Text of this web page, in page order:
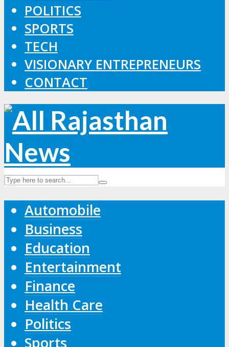
POLITICS
SPORTS
TECH
VISIONARY ENTREPRENEURS
CONTACT
Automobile
Business
Education
Entertainment
Finance
Health Care
Politics
Sports